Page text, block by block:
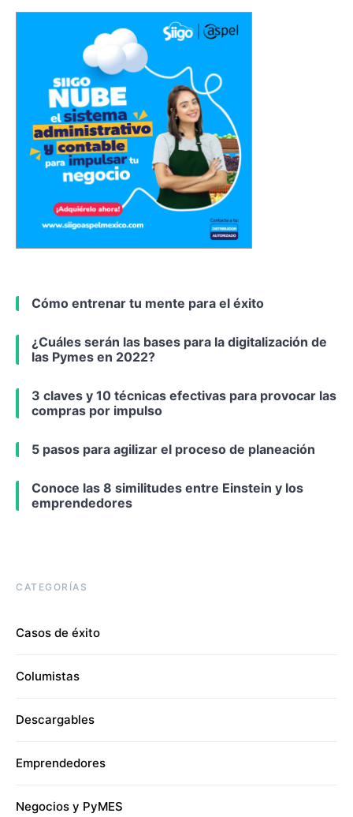
Cómo entrenar tu mente para el éxito
¿Cuáles serán las bases para la digitalización de
las Pymes en 2022?
3 claves y 10 técnicas efectivas para provocar las
compras por impulso
5 pasos para agilizar el proceso de planeación
Conoce las 8 similitudes entre Einstein y los
emprendedores
CATEGORÍAS
Casos de éxito
Columistas
Descargables
Emprendedores
Negocios y PyMES